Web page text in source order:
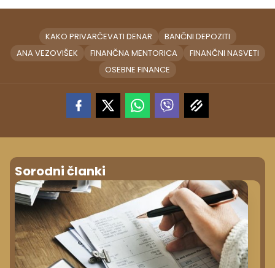
KAKO PRIVARČEVATI DENAR
BANČNI DEPOZITI
ANA VEZOVIŠEK
FINANČNA MENTORICA
FINANČNI NASVETI
OSEBNE FINANCE
Sorodni članki